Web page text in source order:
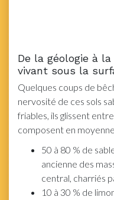
De la géologie à
vivant sous la
Quelques coups de
nervosité de ces sols
friables, ils glissent
composent en
50 à 80 % de
ancienne des
central, charriés
10 à 30 % de